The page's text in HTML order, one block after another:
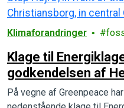
Klimaforandringer
Klage til
godkendelsen af
På vegne af Greenpeace